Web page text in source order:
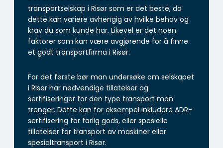
transportselskap i Risør som er det beste, da
dette kan variere avhengig av hvilke behov og
krav du som kunde har. Likevel er det noen
faktorer som kan være avgjørende for å finne
et godt transportfirma i Risør.
For det første bør man undersøke om selskapet
i Risør har nødvendige tillatelser og
sertifiseringer for den type transport man
trenger. Dette kan for eksempel inkludere ADR-
sertifisering for farlig gods, eller spesielle
tillatelser for transport av maskiner eller
spesialtransport i Risør.